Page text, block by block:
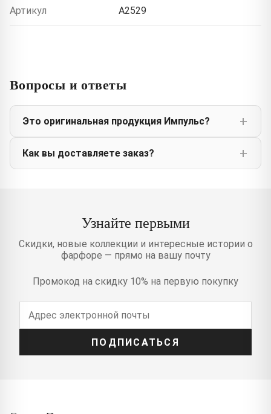
Артикул A2529
Вопросы и ответы
Это оригинальная продукция Импульс?
Как вы доставляете заказ?
Узнайте первыми
Скидки, новые коллекции и интересные истории о
фарфоре — прямо на вашу почту
Промокод на скидку 10% на первую покупку
ПОДПИСАТЬСЯ